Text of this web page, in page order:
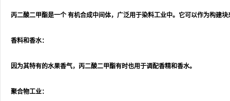
丙二酸二甲酯是一个 有机合成中间体，广泛用于染料工业中。它可以作为构建
香料和香水：
因为其特有的水果香气，丙二酸二甲酯有时也用于调配香精和香水。
聚合物工业：